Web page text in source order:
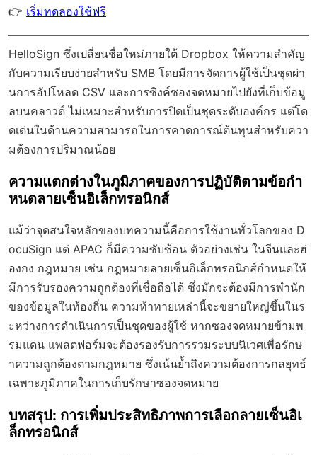
👉 เริ่มทดลองใช้ฟรี
HelloSign ซึ่งเปลี่ยนชื่อใหม่ภายใต้ Dropbox ให้ความสำคัญ
กับความเรียบง่ายสำหรับ SMB โดยมีการจัดการผู้ใช้เป็นชุดผ่า
นการอัปโหลด CSV และการซิงค์ซองจดหมายไปยังที่เก็บข้อมู
ลบนคลาวด์ ไม่เหมาะสำหรับการปิดเป็นชุดระดับองค์กร แต่โด
ดเด่นในด้านความสามารถในการคาดการณ์ต้นทุนสำหรับควา
มต้องการปริมาณน้อย
ความแตกต่างในภูมิภาคของการปฏิบัติตามข้อกำ
หนดลายเซ็นอิเล็กทรอนิกส์
แม้ว่าจุดสนใจหลักของบทความนี้คือการใช้งานทั่วโลกของ D
ocuSign แต่ APAC ก็มีความซับซ้อน ตัวอย่างเช่น ในจีนและฮ่
องกง กฎหมาย เช่น กฎหมายลายเซ็นอิเล็กทรอนิกส์กำหนดให้
มีการรับรองความถูกต้องที่เชื่อถือได้ ซึ่งมักจะต้องมีการพำนัก
ของข้อมูลในท้องถิ่น ความท้าทายเหล่านี้จะขยายใหญ่ขึ้นในร
ะหว่างการดำเนินการเป็นชุดของผู้ใช้ หากซองจดหมายข้ามพ
รมแดน แพลตฟอร์มจะต้องรองรับการรวมระบบนิเวศเพื่อรักษ
าความถูกต้องตามกฎหมาย ซึ่งเน้นย้ำถึงความต้องการกลยุทธ์
เฉพาะภูมิภาคในการเก็บรักษาซองจดหมาย
บทสรุป: การเพิ่มประสิทธิภาพการเลือกลายเซ็นอิเ
ล็กทรอนิกส์